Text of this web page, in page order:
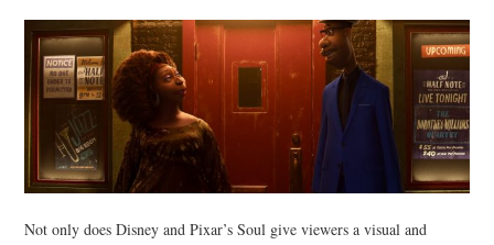
Not only does Disney and Pixar’s Soul give viewers a visual and